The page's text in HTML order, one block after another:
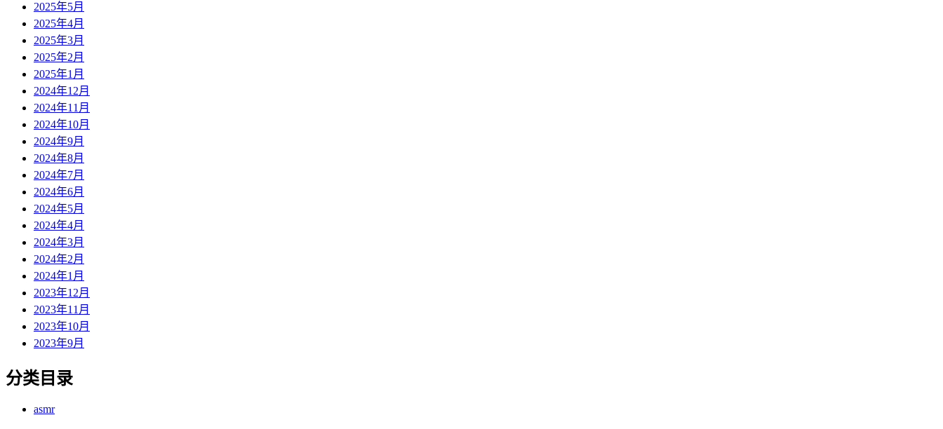
2025年5月
2025年4月
2025年3月
2025年2月
2025年1月
2024年12月
2024年11月
2024年10月
2024年9月
2024年8月
2024年7月
2024年6月
2024年5月
2024年4月
2024年3月
2024年2月
2024年1月
2023年12月
2023年11月
2023年10月
2023年9月
分类目录
asmr